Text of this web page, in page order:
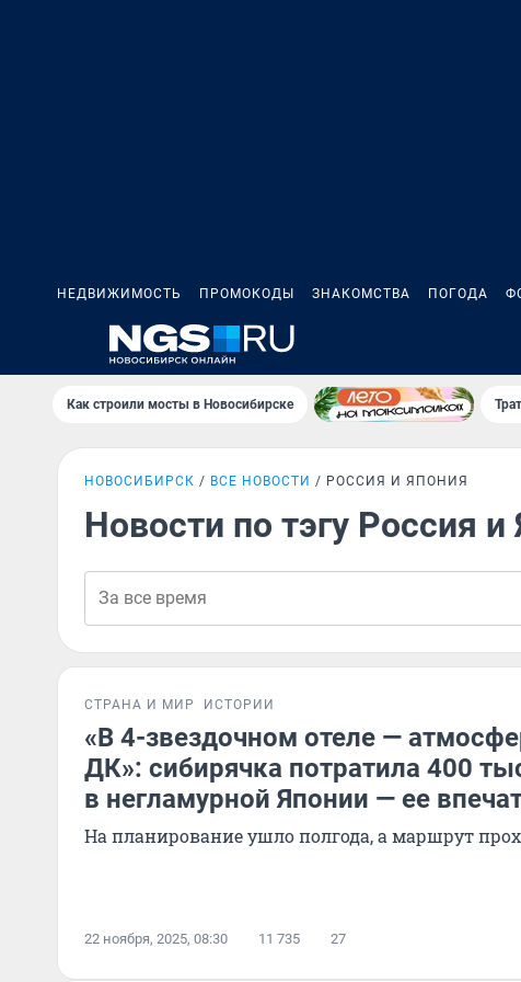
НЕДВИЖИМОСТЬ ПРОМОКОДЫ ЗНАКОМСТВА ПОГОДА
Как строили мосты в Новосибирске
НОВОСИБИРСК ВСЕ НОВОСТИ РОССИЯ И ЯПОНИЯ
Новости по тэгу Россия и
СТРАНА И МИР ИСТОРИИ
«В 4-звездочном отеле —
ДК»: сибирячка потратила 400
в негламурной Японии — ее
На планирование ушло полгода, а маршрут
22 ноября, 2025, 08:30 11 735 27